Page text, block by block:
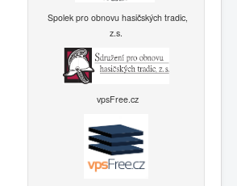
Spolek pro obnovu hasičských tradic,
z.s.
vpsFree.cz